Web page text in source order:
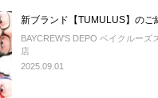
新ブランド【TUMULUS】のご
BAYCREW'S DEPO ベイクルーズ
店
2025.09.01